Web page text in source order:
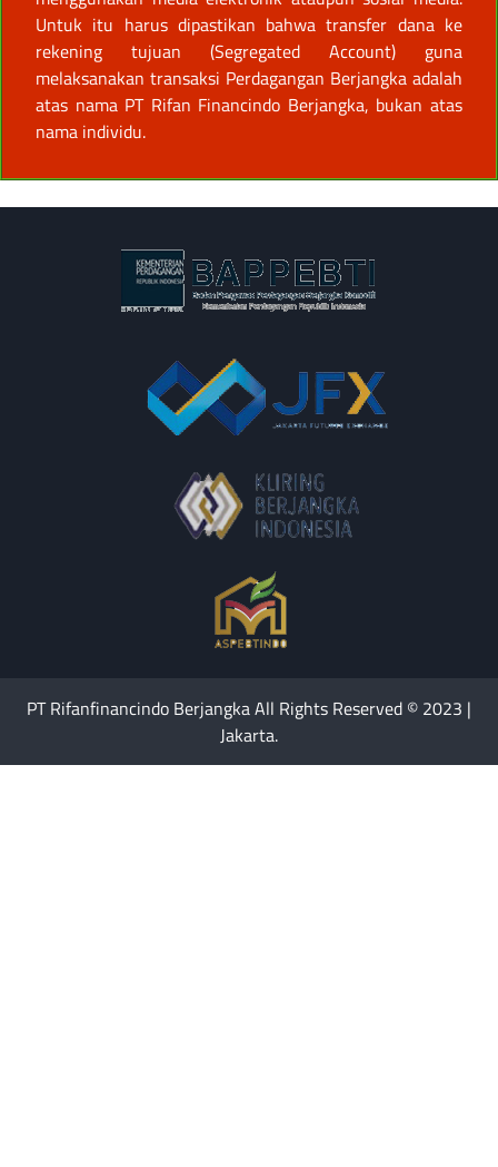
Untuk itu harus dipastikan bahwa transfer dana ke
rekening tujuan (Segregated Account) guna
melaksanakan transaksi Perdagangan Berjangka adalah
atas nama PT Rifan Financindo Berjangka, bukan atas
nama individu.
PT Rifanfinancindo Berjangka All Rights Reserved © 2023 |
Jakarta.